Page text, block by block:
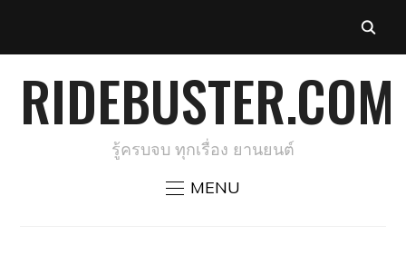
RIDEBUSTER.COM
รู้ครบจบ ทุกเรื่อง ยานยนต์
MENU